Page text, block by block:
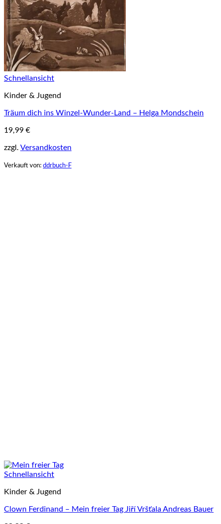
Schnellansicht
Kinder & Jugend
Träum dich ins Winzel-Wunder-Land – Helga Mondschein
19,99 €
zzgl. Versandkosten
Verkauft von: ddrbuch-F
Schnellansicht
Kinder & Jugend
Clown Ferdinand – Mein freier Tag Jiří Vršťala Andreas Bauer